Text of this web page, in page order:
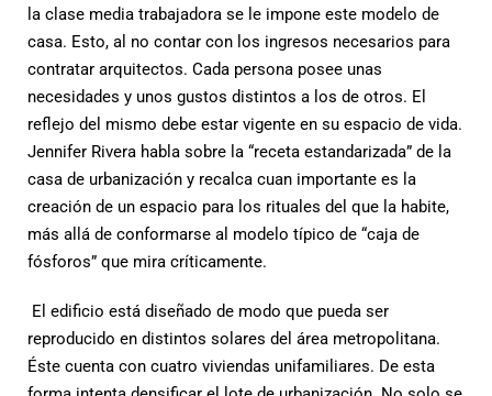
la clase media trabajadora se le impone este modelo de
casa. Esto, al no contar con los ingresos necesarios para
contratar arquitectos. Cada persona posee unas
necesidades y unos gustos distintos a los de otros. El
reflejo del mismo debe estar vigente en su espacio de vida.
Jennifer Rivera habla sobre la “receta estandarizada” de la
casa de urbanización y recalca cuan importante es la
creación de un espacio para los rituales del que la habite,
más allá de conformarse al modelo típico de “caja de
fósforos” que mira críticamente.
El edificio está diseñado de modo que pueda ser
reproducido en distintos solares del área metropolitana.
Éste cuenta con cuatro viviendas unifamiliares. De esta